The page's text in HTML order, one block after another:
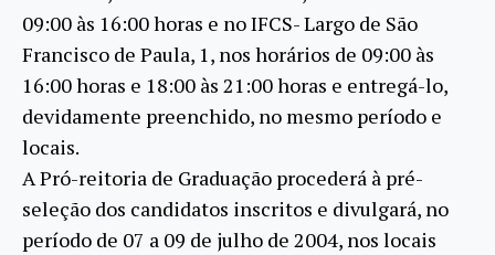
09:00 às 16:00 horas e no IFCS- Largo de São
Francisco de Paula, 1, nos horários de 09:00 às
16:00 horas e 18:00 às 21:00 horas e entregá-lo,
devidamente preenchido, no mesmo período e
locais.
A Pró-reitoria de Graduação procederá à pré-
seleção dos candidatos inscritos e divulgará, no
período de 07 a 09 de julho de 2004, nos locais